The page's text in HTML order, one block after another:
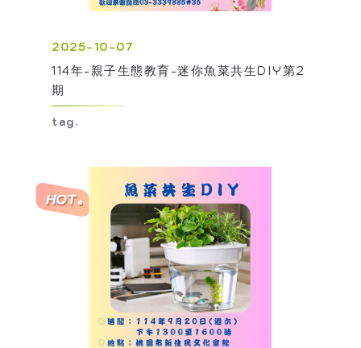
2025-10-07
114年-親子生態教育-迷你魚菜共生DIY第2
期
tag.